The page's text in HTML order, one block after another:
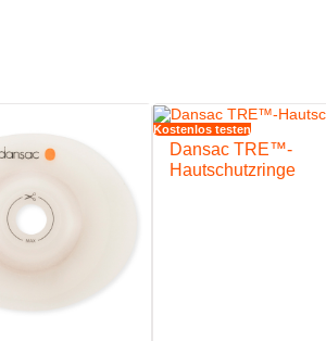
Haut geht.
Beobachtung des Stomas
des Beutels zu minimieren
Entleerung und Reinigung ausgelegt
Kostenlos testen
Dansac TRE™-
Hautschutzringe